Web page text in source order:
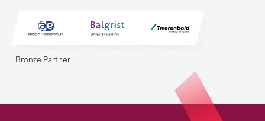
Bronze Partner